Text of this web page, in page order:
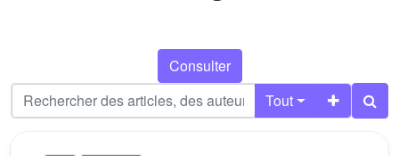
Consulter
Tout